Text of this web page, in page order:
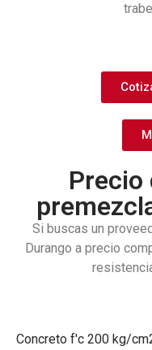
Precio
Si buscas un
Durango a precio
Concreto f'c 200 kg/